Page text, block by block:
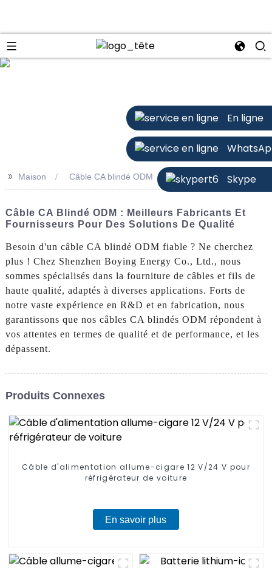
En ligne
Skype
>> Maison Câble CA blindé ODM
Câble CA Blindé ODM : Meilleurs Fabricants Et
Fournisseurs Pour Des Solutions De Qualité
Besoin d'un câble CA blindé ODM fiable ? Ne cherchez
plus ! Chez Shenzhen Boying Energy Co., Ltd., nous
sommes spécialisés dans la fourniture de câbles et fils de
haute qualité, adaptés à diverses applications. Forts de
notre vaste expérience en R&D et en fabrication, nous
garantissons que nos câbles CA blindés ODM répondent à
vos attentes en termes de qualité et de performance, et les
dépassent.
Produits Connexes
Câble d'alimentation allume-cigare 12 V/24 V pour
réfrigérateur de voiture
En savoir plus